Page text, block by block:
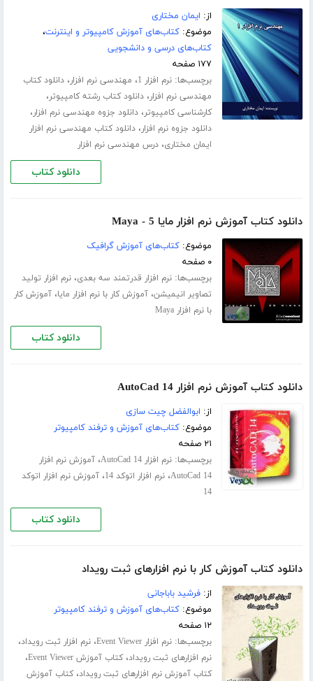
از: ایمان مختاری
موضوع:کتاب‌های آموزش کامپیوتر و اینترنت،
کتاب‌های درسی و دانشجویی
۱۷۷ صفحه
برچسب‌ها:نرم افزار 1 ، مهندسی نرم افزار،دانلود کتاب
مهندسی نرم افزار،دانلود کتاب رشته کامپیوتر،
کارشناسی کامپیوتر،دانلود جزوه مهندسی نرم افزار،
دانلود جزوه نرم افزار،دانلود کتاب مهندسی نرم افزار
ایمان مختاری،درس مهندسی نرم افزار
دانلود کتاب
دانلود کتاب آموزش نرم افزار مایا 5 - Maya
موضوع:کتاب‌های آموزش گرافیک
۰ صفحه
برچسب‌ها:نرم افزار قدرتمند سه بعدی،نرم افزار تولید
تصاویر انیمیشن،آموزش کار با نرم افزار مایا،آموزش کار
با نرم افزار Maya
دانلود کتاب
دانلود کتاب آموزش نرم افزار AutoCad 14
از: ابوالفضل چیت سازی
موضوع:کتاب‌های آموزش و ترفند کامپیوتر
۲۱ صفحه
برچسب‌ها:نرم افزار AutoCad 14 ،آموزش نرم افزار
AutoCad 14،نرم افزار اتوکد 14 ،آموزش نرم افزار اتوکد
14
دانلود کتاب
دانلود کتاب آموزش کار با نرم افزارهای ثبت رویداد
از:فرشید باباجانی
موضوع:کتاب‌های آموزش و ترفند کامپیوتر
۱۲ صفحه
برچسب‌ها:نرم افزار Event Viewer ،نرم افزار ثبت رویداد،
نرم افزارهای ثبت رویداد،کتاب آموزش Event Viewer ،
کتاب آموزش نرم افزارهای ثبت رویداد،کتاب آموزش